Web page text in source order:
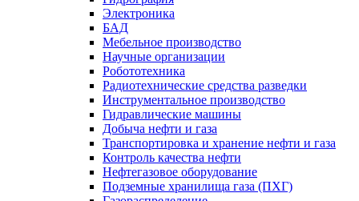
Электроника
БАД
Мебельное производство
Научные организации
Робототехника
Радиотехнические средства разведки
Инструментальное производство
Гидравлические машины
Добыча нефти и газа
Транспортировка и хранение нефти и газа
Контроль качества нефти
Нефтегазовое оборудование
Подземные хранилища газа (ПХГ)